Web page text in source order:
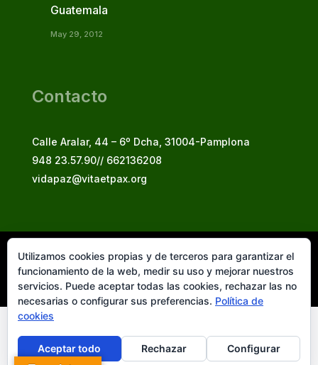
Guatemala
May 29, 2012
Contacto
Calle Aralar, 44 – 6º Dcha, 31004-Pamplona
948 23.57.90// 662136208
vidapaz@vitaetpax.org
Vita et Pax, 2025
© Instituto Secular Vita et Pax in Christo Jesu
Utilizamos cookies propias y de terceros para garantizar el
funcionamiento de la web, medir su uso y mejorar nuestros
servicios. Puede aceptar todas las cookies, rechazar las no
necesarias o configurar sus preferencias. Política de
cookies
Aceptar todo Rechazar Configurar